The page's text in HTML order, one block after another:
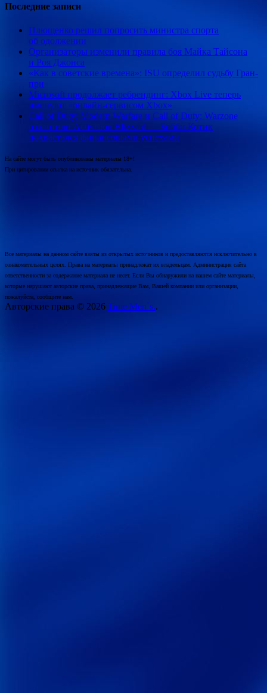
Последние записи
Плющенко решил попросить министра спорта
об одолжении
Организаторы изменили правила боя Майка Тайсона
и Роя Джонса
«Как в советские времена»: ISU определил судьбу Гран-
при
Microsoft продолжает ребрендинг: Xbox Live теперь
именуют «онлайн-сервисом Xbox»
Call of Duty: Modern Warfare и Call of Duty: Warzone
озолотили Activision Blizzard — Бобби Котик
похвастался финансовыми успехами
На сайте могут быть опубликованы материалы 18+!
При цитировании ссылка на источник обязательна.
Все материалы на данном сайте взяты из открытых источников и предоставляются исключительно в
ознакомительных целях. Права на материалы принадлежат их владельцам. Администрация сайта
ответственности за содержание материала не несет. Если Вы обнаружили на нашем сайте материалы,
которые нарушают авторские права, принадлежащие Вам, Вашей компании или организации,
пожалуйста, сообщите нам.
Авторские права © 2026 Time Men`s..